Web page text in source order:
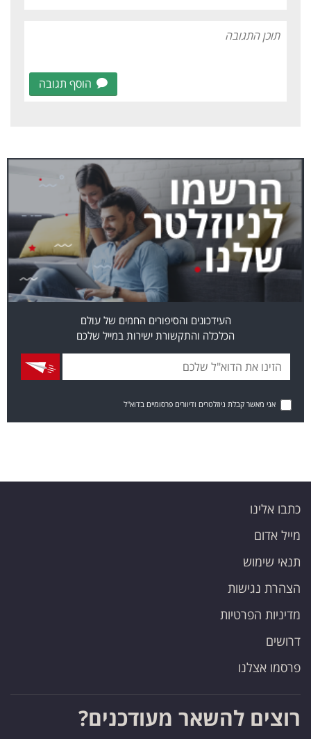
הוסף תגובה
העידכונים והסיפורים החמים של עולם
הכלכלה והתקשורת ישירות במייל שלכם
אני מאשר קבלת ניוזלטרים ודיוורים פרסומיים בדוא"ל
כתבו אלינו
מייל אדום
תנאי שימוש
הצהרת נגישות
מדיניות הפרטיות
דרושים
פרסמו אצלנו
רוצים להשאר מעודכנים?